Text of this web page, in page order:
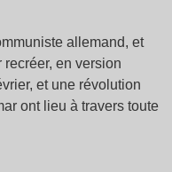
allemand, et
en version
et une révolution
ont lieu à travers toute